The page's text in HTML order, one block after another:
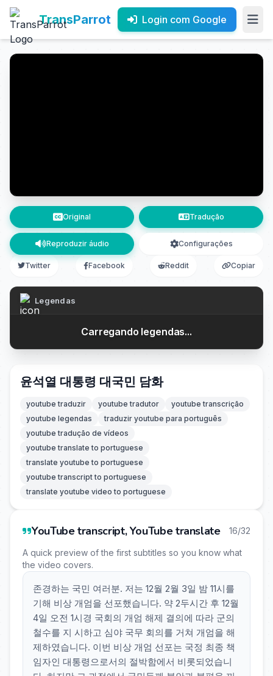
TransParrot Login com Google
Original Tradução
Reproduzir áudio Configurações
Twitter Facebook Reddit Copiar
Legendas
Carregando legendas...
윤석열 대통령 대국민 담화
youtube traduzir youtube tradutor
youtube transcrição
youtube legendas
traduzir youtube para português
youtube tradução de vídeos
youtube translate to portuguese
translate youtube to portuguese
youtube transcript to portuguese
translate youtube video to portuguese
YouTube transcript, YouTube translate 16/32
A quick preview of the first subtitles so you know what
the video covers.
존경하는 국민 여러분. 저는 12월 2월 3일 밤 11시를
기해 비상 개엄을 선포했습니다. 약 2두시간 후 12월
4일 오전 1시경 국회의 개엄 해제 결의에 따라 군의
철수를 지 시하고 심야 국무 회의를 거쳐 개엄을 해
제하였습니다. 이번 비상 개엄 선포는 국정 최종 책
임자인 대통령으로서의 절박함에서 비롯되었습니